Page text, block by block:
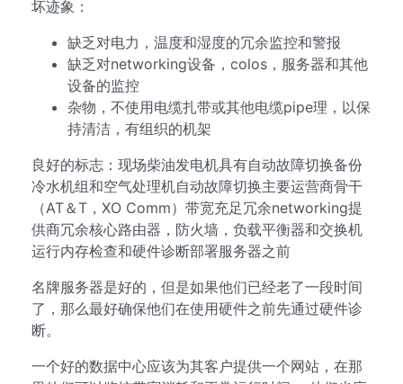
坏迹象：
缺乏对电力，温度和湿度的冗余监控和警报
缺乏对networking设备，colos，服务器和其他
设备的监控
杂物，不使用电缆扎带或其他电缆pipe理，以保
持清洁，有组织的机架
良好的标志：现场柴油发电机具有自动故障切换备份
冷水机组和空气处理机自动故障切换主要运营商骨干
（AT＆T，XO Comm）带宽充足冗余networking提
供商冗余核心路由器，防火墙，负载平衡器和交换机
运行内存检查和硬件诊断部署服务器之前
名牌服务器是好的，但是如果他们已经老了一段时间
了，那么最好确保他们在使用硬件之前先通过硬件诊
断。
一个好的数据中心应该为其客户提供一个网站，在那